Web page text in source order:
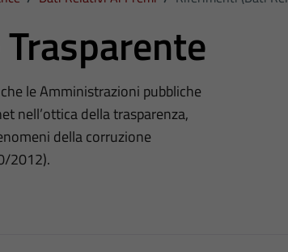
le Amministrazioni pubbliche
nell’ottica della trasparenza,
della corruzione
2012).